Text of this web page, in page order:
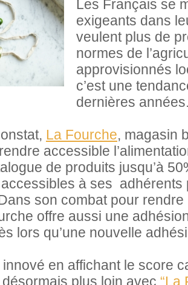
Les Français se
exigeants dans
veulent plus de
normes de
approvisionnés
c’est une
dernières
La Fourche, magasin
accessible
de produits jusqu’à
à ses adhérents
son combat pour
offre aussi une
lors qu’une nouvelle
en affichant le score
plus loin avec “La